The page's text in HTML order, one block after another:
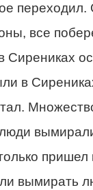
переходил.
все
в
вымирать